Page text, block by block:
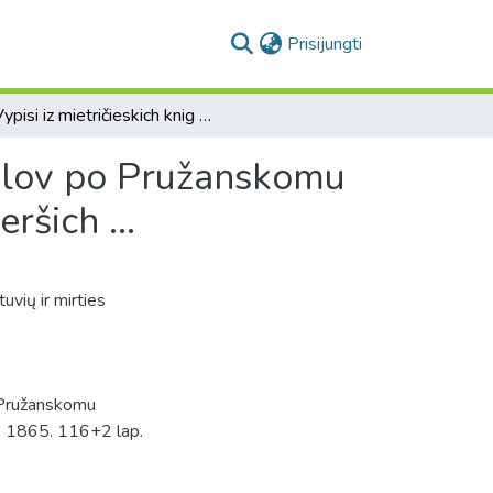
Prisijungti
Vypisi iz mietričieskich knig r. k. prichodskich kostiolov po Pružanskomu diekanatu o rodivšichsia, brakosočietavšichsia i umieršich ...
po Pružanskomu
...
ir mirties
1865. 116+2 lap.